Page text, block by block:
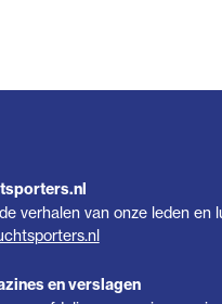
verhalen van onze leden en
en verslagen